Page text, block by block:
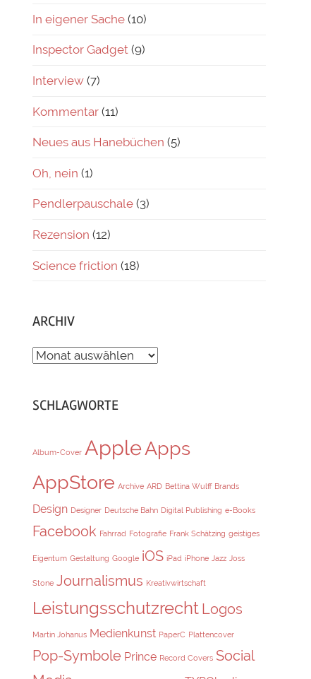
In eigener Sache (10)
Inspector Gadget (9)
Interview (7)
Kommentar (11)
Neues aus Hanebüchen (5)
Oh, nein (1)
Pendlerpauschale (3)
Rezension (12)
Science friction (18)
ARCHIV
ARCHIV
SCHLAGWORTE
Album-Cover AppleApps
AppStore Archive ARD Bettina Wulff Brands
Design Designer Deutsche Bahn Digital Publishing e-Books
Facebook Fahrrad Fotografie Frank Schätzing geistiges
Eigentum Gestaltung Google iOS iPad iPhone Jazz Joss
Stone Journalismus Kreativwirtschaft
Leistungsschutzrecht Logos
Martin Johanus Medienkunst PaperC Plattencover
Pop-Symbole Prince Record Covers Social